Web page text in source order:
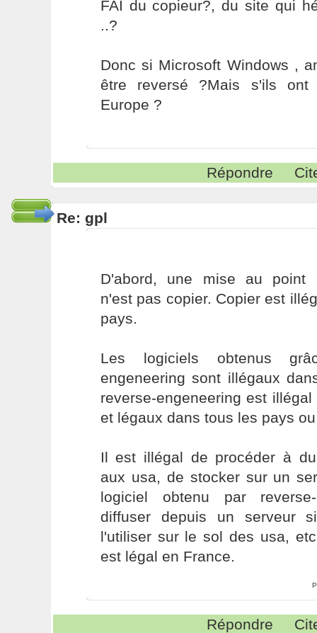
FAI du copieur?, du site qui
..?
Donc si Microsoft Windows ,
être reversé ?Mais s'ils ont
Europe ?
Répondre
Re: gpl
D'abord, une mise au point
n'est pas copier. Copier est
pays.
Les logiciels obtenus
engeneering sont illégaux
reverse-engeneering est
et légaux dans tous les pays
Il est illégal de procéder à du
aux usa, de stocker sur un
logiciel obtenu par
diffuser depuis un serveur
l'utiliser sur le sol des usa,
est légal en France.
Répondre